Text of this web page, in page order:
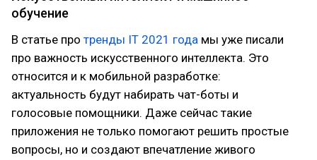
обучение
В статье про тренды IT 2021 года мы уже писали
про важность искусственного интеллекта. Это
относится и к мобильной разработке:
актуальность будут набирать чат-боты и
голосовые помощники. Даже сейчас такие
приложения не только помогают решить простые
вопросы, но и создают впечатление живого